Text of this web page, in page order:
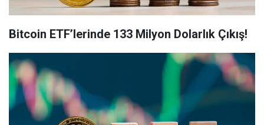
Bitcoin ETF’lerinde 133 Milyon Dolarlık Çıkış!